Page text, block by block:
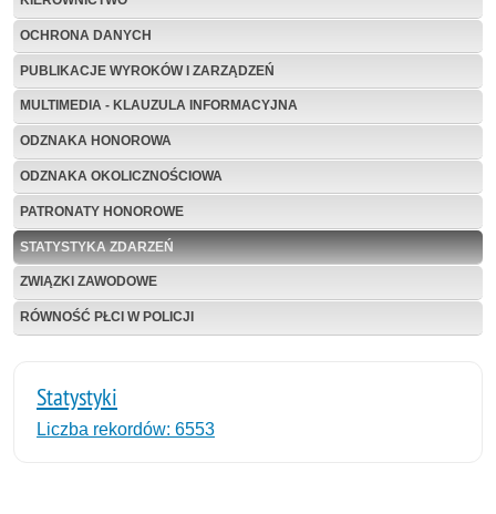
OCHRONA DANYCH
PUBLIKACJE WYROKÓW I ZARZĄDZEŃ
MULTIMEDIA - KLAUZULA INFORMACYJNA
ODZNAKA HONOROWA
ODZNAKA OKOLICZNOŚCIOWA
PATRONATY HONOROWE
STATYSTYKA ZDARZEŃ
ZWIĄZKI ZAWODOWE
RÓWNOŚĆ PŁCI W POLICJI
Statystyki
Liczba rekordów: 6553